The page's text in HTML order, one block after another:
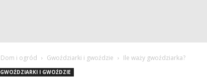
Dom i ogród Gwoździarki i gwoździe Ile waży gwoździarka?
GWOŹDZIARKI I GWOŹDZIE